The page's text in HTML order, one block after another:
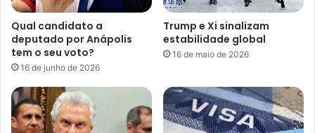
Qual candidato a
deputado por Anápolis
tem o seu voto?
16 de junho de 2026
Trump e Xi sinalizam
estabilidade global
16 de maio de 2026